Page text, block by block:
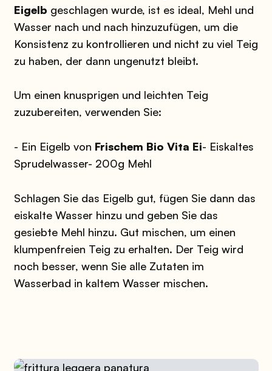
Eigelb geschlagen wurde, ist es ideal, Mehl und
Wasser nach und nach hinzuzufügen, um die
Konsistenz zu kontrollieren und nicht zu viel Teig
zu haben, der dann ungenutzt bleibt.
Um einen knusprigen und leichten Teig
zuzubereiten, verwenden Sie:
- Ein Eigelb von Frischem Bio Vita Ei- Eiskaltes
Sprudelwasser- 200g Mehl
Schlagen Sie das Eigelb gut, fügen Sie dann das
eiskalte Wasser hinzu und geben Sie das
gesiebte Mehl hinzu. Gut mischen, um einen
klumpenfreien Teig zu erhalten. Der Teig wird
noch besser, wenn Sie alle Zutaten im
Wasserbad in kaltem Wasser mischen.